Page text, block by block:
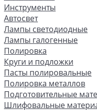
Инструменты
Автосвет
Лампы светодиодные
Лампы галогенные
Полировка
Круги и подложки
Пасты полировальные
Полировка металлов
Подготовительные
Шлифовальные